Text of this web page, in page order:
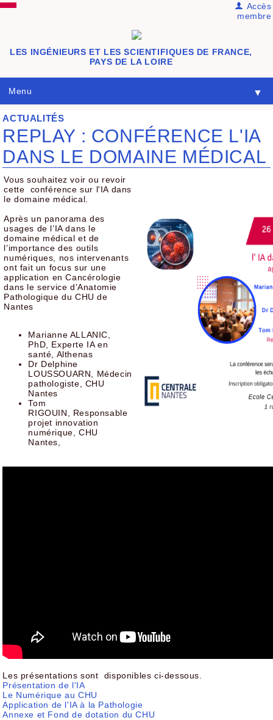
LES INGÉNIEURS ET LES SCIENTIFIQUES DE FRANCE,
PAYS DE LA LOIRE
Accès
membre
Menu ▼
ACTUALITÉS
REPLAY : CONFÉRENCE L'IA
DANS LE DOMAINE MÉDICAL
Vous souhaitez voir ou revoir
cette conférence sur l'IA dans
le domaine médical.
Après un panorama des
usages de l’IA dans le
domaine médical et de
l’importance des outils
numériques, nos intervenants
ont fait un focus sur une
application en Cancérologie
dans le service d'Anatomie
Pathologique du CHU de
Nantes
Marianne ALLANIC,
PhD, Experte IA en
santé, Althenas
Dr Delphine
LOUSSOUARN, Médecin
pathologiste, CHU
Nantes
Tom
RIGOUIN, Responsable
projet innovation
numérique, CHU
Nantes,
Les présentations sont disponibles ci-dessous.
Présentation de l'IA
Le Numérique au CHU
Application de l'IA à la Pathologie
Annexe et Fond de dotation du CHU